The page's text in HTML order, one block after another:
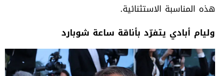
هذه المناسبة الاستثنائية.
وليام أبادي يتفرّد بأناقة ساعة شوبارد